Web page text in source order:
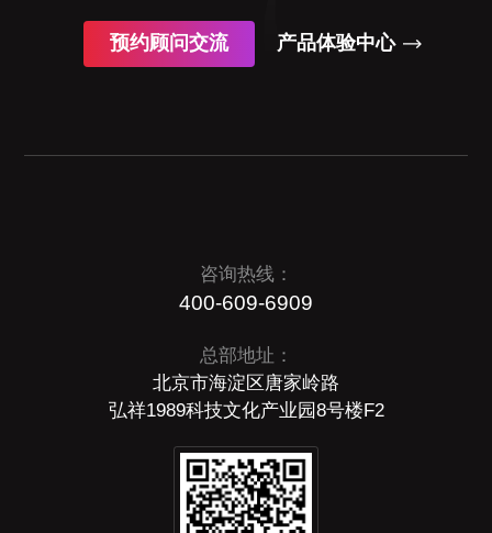
预约顾问交流 产品体验中心
咨询热线：
400-609-6909
总部地址：
北京市海淀区唐家岭路
弘祥1989科技文化产业园8号楼F2